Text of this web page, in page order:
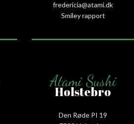
fredericia@atami.dk
Smiley rapport
Atami Sushi
Holstebro
Den Røde PI 19